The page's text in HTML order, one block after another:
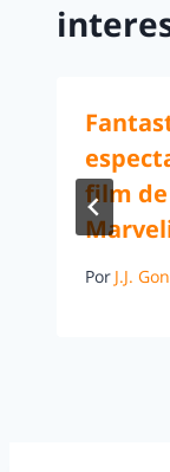
film
Por J.J.